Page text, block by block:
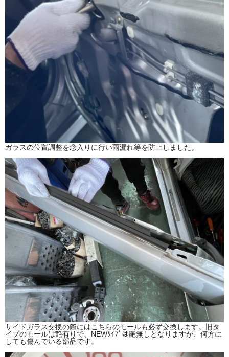
ガラスの位置調整を念入りに行い雨漏れ等を防止しました。
サイドガラス交換の際にはこちらのモールも必ず交換します。旧タ
イプのモールは艶有りで、NEWﾀｲﾌﾟは艶無しとなりますが、何方に
しても傷んでいる部品です。